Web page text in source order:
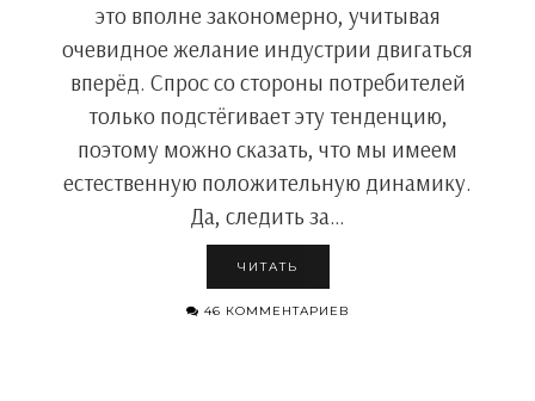
это вполне закономерно, учитывая
очевидное желание индустрии двигаться
вперёд. Спрос со стороны потребителей
только подстёгивает эту тенденцию,
поэтому можно сказать, что мы имеем
естественную положительную динамику.
Да, следить за…
ЧИТАТЬ
46 КОММЕНТАРИЕВ